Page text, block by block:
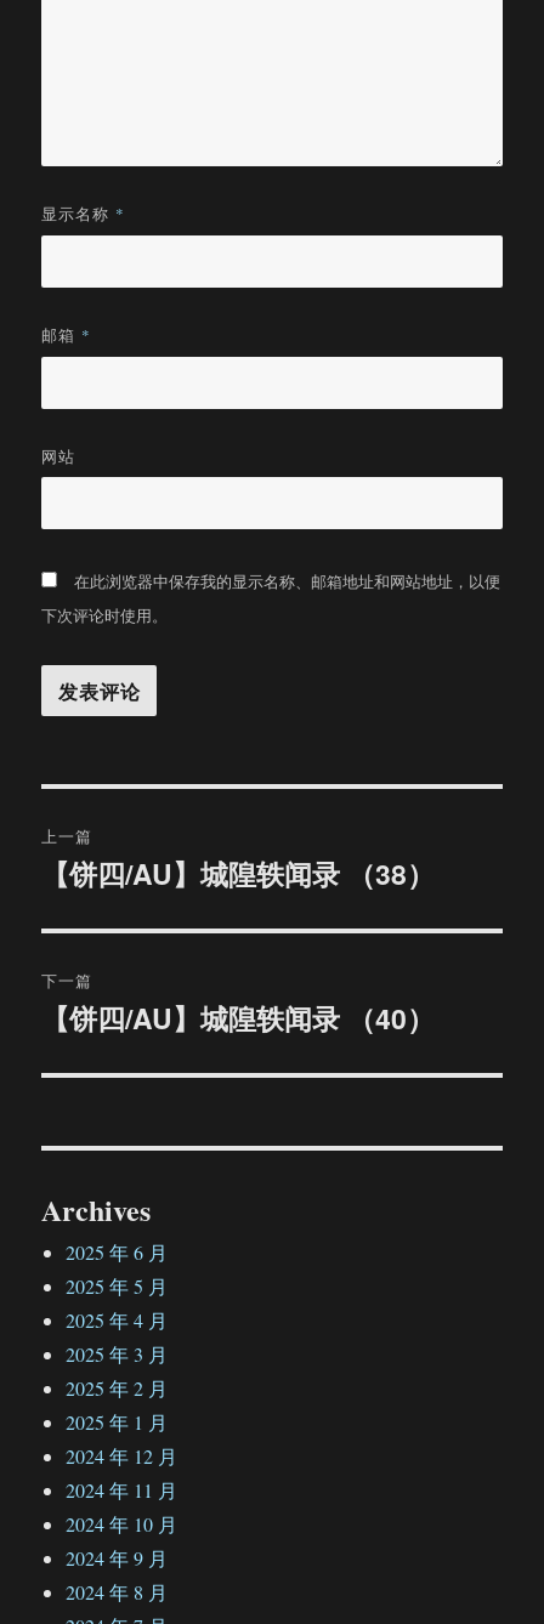
显示名称 *
邮箱 *
网站
在此浏览器中保存我的显示名称、邮箱地址和网站地址，以便
下次评论时使用。
章
航
上一篇
文
章：
【饼四/AU】城隍轶闻录 （38）
下一篇
文
【饼四/AU】城隍轶闻录 （40）
Archives
2025 年 6 月
2025 年 5 月
2025 年 4 月
2025 年 3 月
2025 年 2 月
2025 年 1 月
2024 年 12 月
2024 年 11 月
2024 年 10 月
2024 年 9 月
2024 年 8 月